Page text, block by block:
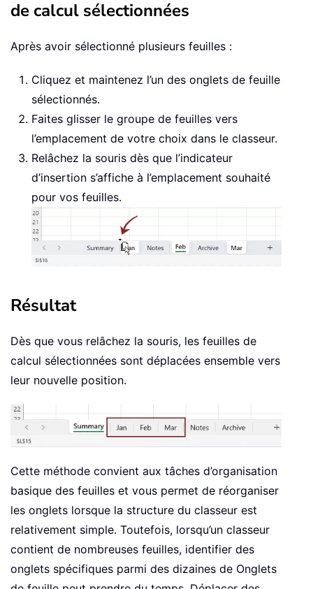
de calcul sélectionnées
Après avoir sélectionné plusieurs feuilles :
Cliquez et maintenez l’un des onglets de feuille
sélectionnés.
Faites glisser le groupe de feuilles vers
l’emplacement de votre choix dans le classeur.
Relâchez la souris dès que l’indicateur
d’insertion s’affiche à l’emplacement souhaité
pour vos feuilles.
Résultat
Dès que vous relâchez la souris, les feuilles de
calcul sélectionnées sont déplacées ensemble vers
leur nouvelle position.
Cette méthode convient aux tâches d’organisation
basique des feuilles et vous permet de réorganiser
les onglets lorsque la structure du classeur est
relativement simple. Toutefois, lorsqu’un classeur
contient de nombreuses feuilles, identifier des
onglets spécifiques parmi des dizaines de Onglets